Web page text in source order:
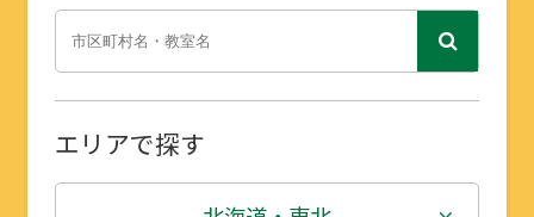
エリアで探す